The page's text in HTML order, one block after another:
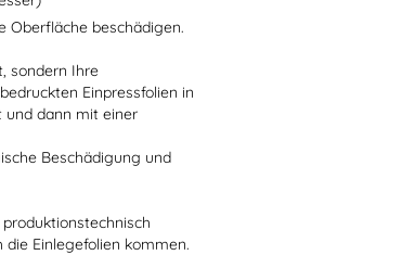
Oberfläche beschädigen.
sondern Ihre
Einpressfolien in
und dann mit einer
Beschädigung und
Einlegefolien kommen.